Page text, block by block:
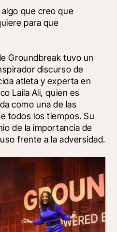
que creo que
para que
Groundbreak tuvo un
discurso de
atleta y experta en
Laila Ali, quien es
como una de las
todos los tiempos. Su
de la importancia de
frente a la adversidad.